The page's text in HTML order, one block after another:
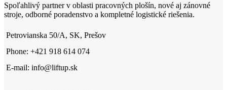
Spoľahlivý partner v oblasti pracovných plošín, nové aj zánovné
stroje, odborné poradenstvo a kompletné logistické riešenia.
Petrovianska 50/A, SK, Prešov
Phone: +421 918 614 074
E-mail: info@liftup.sk